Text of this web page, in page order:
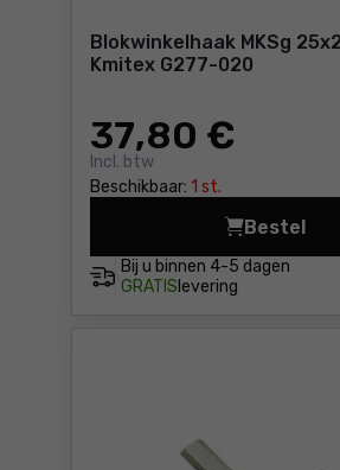
Blokwinkelhaak MKSg 25x20/00
Kmitex G277-020
37,80 €
Incl. btw
Beschikbaar: 1 st.
Bij u binnen 4-5 dagen
GRATIS levering
Bestel